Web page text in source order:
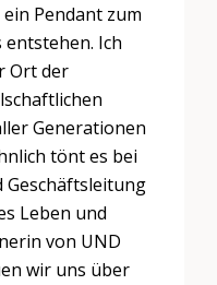
Pendant zum
Ich
Ort der
Generationen
tönt es bei
Geschäftsleitung
Leben und
von UND
wir uns über